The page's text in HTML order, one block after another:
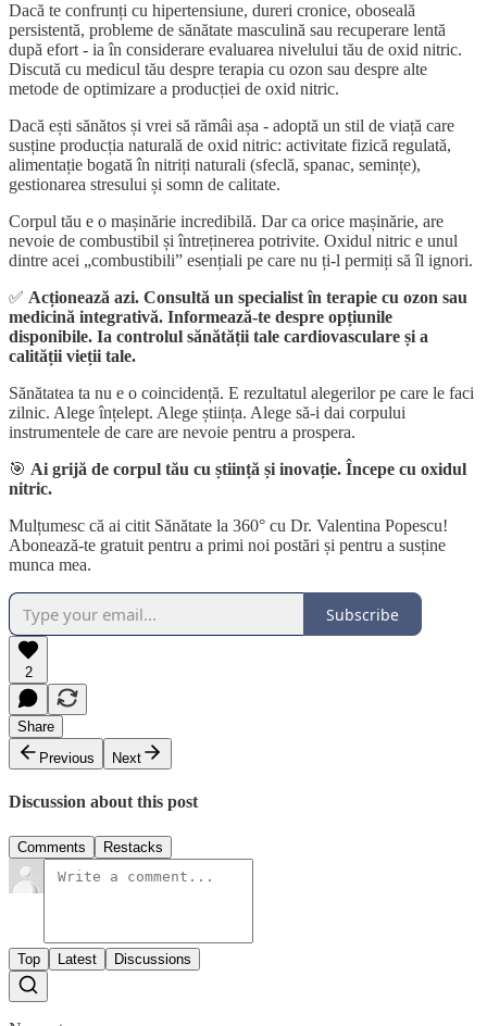
Dacă te confrunți cu hipertensiune, dureri cronice, oboseală
persistentă, probleme de sănătate masculină sau recuperare lentă
după efort - ia în considerare evaluarea nivelului tău de oxid nitric.
Discută cu medicul tău despre terapia cu ozon sau despre alte
metode de optimizare a producției de oxid nitric.
Dacă ești sănătos și vrei să rămâi așa - adoptă un stil de viață care
susține producția naturală de oxid nitric: activitate fizică regulată,
alimentație bogată în nitriți naturali (sfeclă, spanac, semințe),
gestionarea stresului și somn de calitate.
Corpul tău e o mașinărie incredibilă. Dar ca orice mașinărie, are
nevoie de combustibil și întreținerea potrivite. Oxidul nitric e unul
dintre acei „combustibili” esențiali pe care nu ți-l permiți să îl ignori.
✅ Acționează azi. Consultă un specialist în terapie cu ozon sau
medicină integrativă. Informează-te despre opțiunile
disponibile. Ia controlul sănătății tale cardiovasculare și a
calității vieții tale.
Sănătatea ta nu e o coincidență. E rezultatul alegerilor pe care le faci
zilnic. Alege înțelept. Alege știința. Alege să-i dai corpului
instrumentele de care are nevoie pentru a prospera.
🎯 Ai grijă de corpul tău cu știință și inovație. Începe cu oxidul
nitric.
Mulțumesc că ai citit Sănătate la 360° cu Dr. Valentina Popescu!
Abonează-te gratuit pentru a primi noi postări și pentru a susține
munca mea.
Subscribe
2
Share
Previous
Next
Discussion about this post
Comments Restacks
Top Latest Discussions